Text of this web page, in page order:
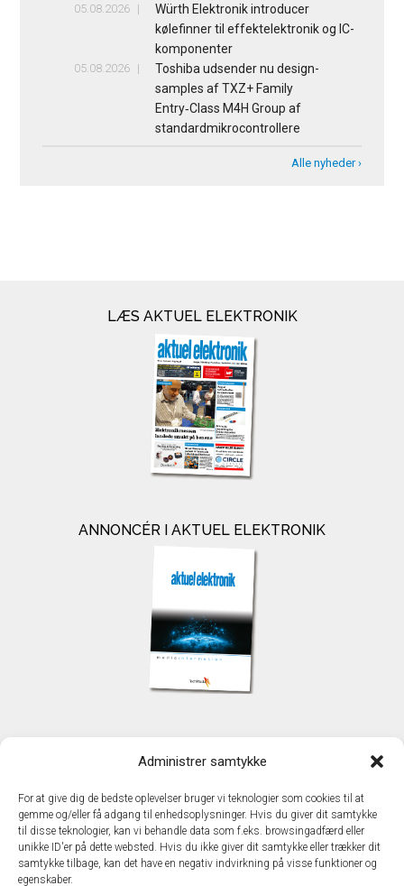
Administrer samtykke
For at give dig de bedste oplevelser bruger vi teknologier som cookies til at
gemme og/eller få adgang til enhedsoplysninger. Hvis du giver dit samtykke
til disse teknologier, kan vi behandle data som f.eks. browsingadfærd eller
unikke ID'er på dette websted. Hvis du ikke giver dit samtykke eller trækker dit
samtykke tilbage, kan det have en negativ indvirkning på visse funktioner og
egenskaber.
05.08.2026
Würth Elektronik introducer
kølefinner til effektelektronik og IC-
komponenter
05.08.2026
Toshiba udsender nu design-
samples af TXZ+ Family
Entry‑Class M4H Group af
standardmikrocontrollere
Alle nyheder ›
LÆS AKTUEL ELEKTRONIK
ANNONCÉR I AKTUEL ELEKTRONIK
TechMedia A/S
DK - 2600 Glostrup
www.techmedia.dk
Telefon: +45 43 24 26 28
E-mail:info@techmedia.dk